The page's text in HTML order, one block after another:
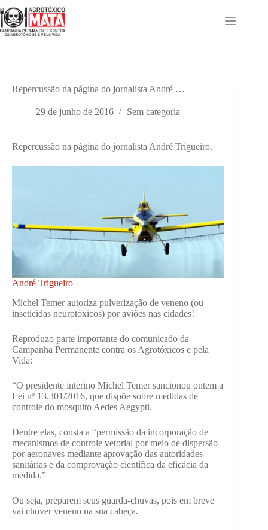
para
o
conteúdo
Repercussão na página do jornalista André …
29 de junho de 2016 Sem categoria
Repercussão na página do jornalista André Trigueiro.
André Trigueiro
Michel Temer autoriza pulverização de veneno (ou
inseticidas neurotóxicos) por aviões nas cidades!
Reproduzo parte importante do comunicado da
Campanha Permanente contra os Agrotóxicos e pela
Vida:
“O presidente interino Michel Temer sancionou ontem a
Lei nº 13.301/2016, que dispõe sobre medidas de
controle do mosquito Aedes Aegypti.
Dentre elas, consta a “permissão da incorporação de
mecanismos de controle vetorial por meio de dispersão
por aeronaves mediante aprovação das autoridades
sanitárias e da comprovação científica da eficácia da
medida.”
Ou seja, preparem seus guarda-chuvas, pois em breve
vai chover veneno na sua cabeça.